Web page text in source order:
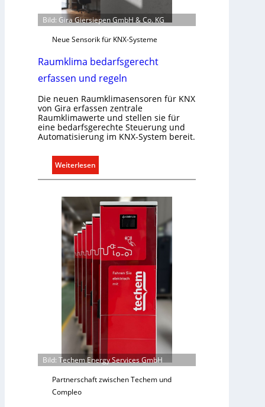
.
f
r
l
l
U
n
t
e
r
r
n
d
Bild: Gira Giersiepen GmbH & Co. KG
Neue Sensorik für KNX-Systeme
Raumklima bedarfsgerecht
erfassen und regeln
Die neuen Raumklimasensoren für KNX
von Gira erfassen zentrale
Raumklimawerte und stellen sie für
eine bedarfsgerechte Steuerung und
Automatisierung im KNX-System bereit.
Weiterlesen
R
u
m
i
m
e
s
g
Bild: Techem Energy Services GmbH
Partnerschaft zwischen Techem und
Compleo